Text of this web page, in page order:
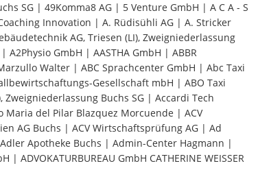
SG | 49Komma8 AG | 5 Venture GmbH | A C A - S
Innovation | A. Rüdisühli AG | A. Stricker
AG, Triesen (LI), Zweigniederlassung
GmbH | AASTHA GmbH | ABBR
Walter | ABC Sprachcenter GmbH | Abc Taxi
Gesellschaft mbH | ABO Taxi
Buchs SG | Accardi Tech
del Pilar Blazquez Morcuende | ACV
AG Buchs | ACV Wirtschaftsprüfung AG | Ad
Apotheke Buchs | Admin-Center Hagmann |
GmbH CATHERINE WEISSER